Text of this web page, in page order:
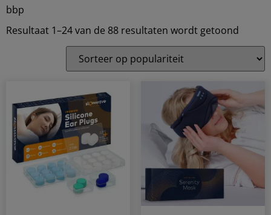
bbp
Resultaat 1–24 van de 88 resultaten wordt getoond